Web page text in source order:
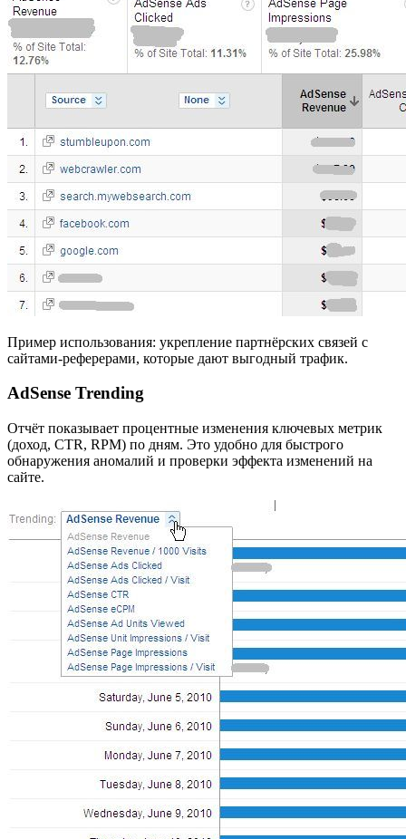
Пример использования: укрепление партнёрских связей с
сайтами-реферерами, которые дают выгодный трафик.
AdSense Trending
Отчёт показывает процентные изменения ключевых метрик
(доход, CTR, RPM) по дням. Это удобно для быстрого
обнаружения аномалий и проверки эффекта изменений на
сайте.